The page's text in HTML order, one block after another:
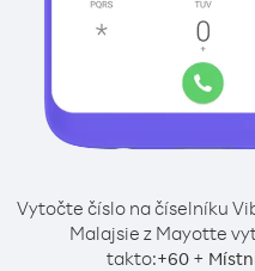
Vytočte číslo na číselníku
Malajsie z Mayotte
takto:+60 +